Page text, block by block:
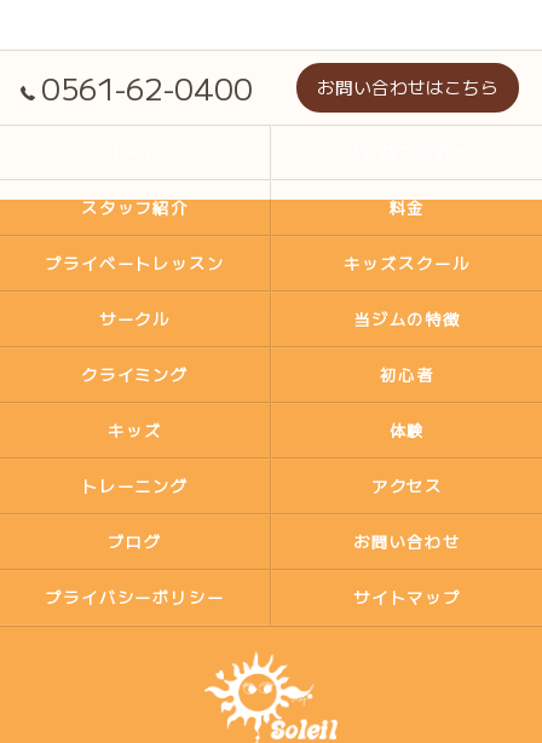
0561-62-0400 お問い合わせはこちら
スタッフ紹介 料金
プライベートレッスン キッズスクール
サークル 当ジムの特徴
クライミング 初心者
キッズ 体験
トレーニング アクセス
ブログ お問い合わせ
プライバシーポリシー サイトマップ